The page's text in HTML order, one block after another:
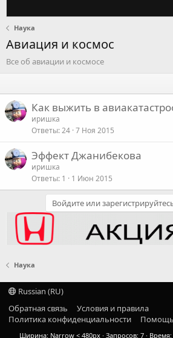
Наука
Авиация и космос
Все об авиации и космосе
Как выжить в
иришка
Ответы 24 7 Ноя 2015
Эффект Джанибекова
иришка
Ответы 1 1 Июн 2015
Войдите или
Наука
Russian (RU)
Обратная связь
Условия и правила
Политика конфиденциальности
Помощь
Ширина Запросов 7 Время